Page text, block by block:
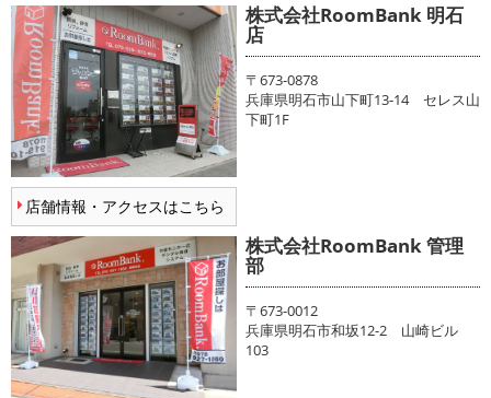
店舗情報・アクセスはこちら
株式会社RoomBank 明石
店
〒673-0878
兵庫県明石市山下町13-14 セレス山
下町1F
株式会社RoomBank 管理
部
〒673-0012
兵庫県明石市和坂12-2 山崎ビル
103